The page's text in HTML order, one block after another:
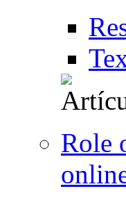
Role